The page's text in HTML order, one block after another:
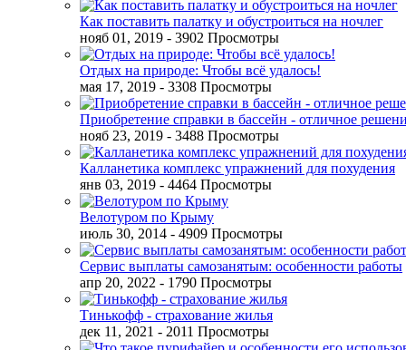
Как поставить палатку и обустроиться на ночлег
нояб 01, 2019 - 3902 Просмотры
Отдых на природе: Чтобы всё удалось!
мая 17, 2019 - 3308 Просмотры
Приобретение справки в бассейн - отличное
нояб 23, 2019 - 3488 Просмотры
Калланетика комплекс упражнений для похудения
янв 03, 2019 - 4464 Просмотры
Велотуром по Крыму
июль 30, 2014 - 4909 Просмотры
Сервис выплаты самозанятым: особенности работы
апр 20, 2022 - 1790 Просмотры
Тинькофф - страхование жилья
дек 11, 2021 - 2011 Просмотры